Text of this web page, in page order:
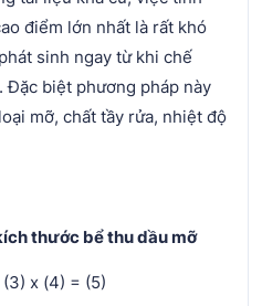
điểm lớn nhất là rất khó
sinh ngay từ khi chế
Đặc biệt phương pháp này
mỡ, chất tầy rửa, nhiệt độ
thước bể thu dầu mỡ
(3) x (4) = (5)